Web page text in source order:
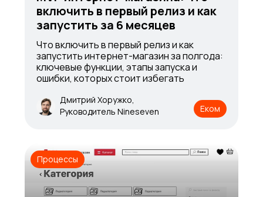
включить в первый релиз и как
запустить за 6 месяцев
Что включить в первый релиз и как
запустить интернет-магазин за полгода:
ключевые функции, этапы запуска и
ошибки, которых стоит избегать
Дмитрий Хоружко,
Руководитель Nineseven
Еком
Процессы